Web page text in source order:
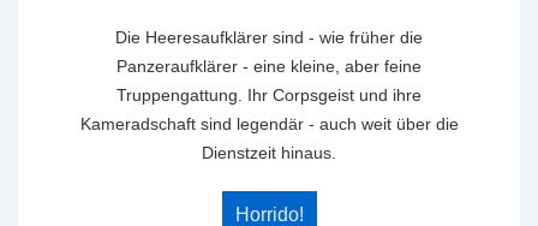
Die Heeresaufklärer sind - wie früher die
Panzeraufklärer - eine kleine, aber feine
Truppengattung. Ihr Corpsgeist und ihre
Kameradschaft sind legendär - auch weit über die
Dienstzeit hinaus.
Horrido!